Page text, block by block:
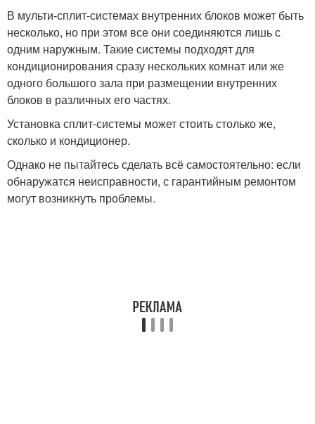
В мульти-сплит-системах внутренних блоков может быть
несколько, но при этом все они соединяются лишь с
одним наружным. Такие системы подходят для
кондиционирования сразу нескольких комнат или же
одного большого зала при размещении внутренних
блоков в различных его частях.
Установка сплит-системы может стоить столько же,
сколько и кондиционер.
Однако не пытайтесь сделать всё самостоятельно: если
обнаружатся неисправности, с гарантийным ремонтом
могут возникнуть проблемы.